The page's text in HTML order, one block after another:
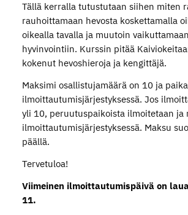
Tällä kerralla tutustutaan siihen miten
rauhoittamaan hevosta koskettamalla
oikealla tavalla ja muutoin
hyvinvointiin. Kurssin pitää
kokenut hevoshieroja ja kengittäjä.
Maksimi osallistujamäärä on 10 ja
ilmoittautumisjärjestyksessä. Jos
yli 10, peruutuspaikoista ilmoitetaan ja
ilmoittautumisjärjestyksessä. Maksu
päällä.
Tervetuloa!
Viimeinen ilmoittautumispäivä on
11.